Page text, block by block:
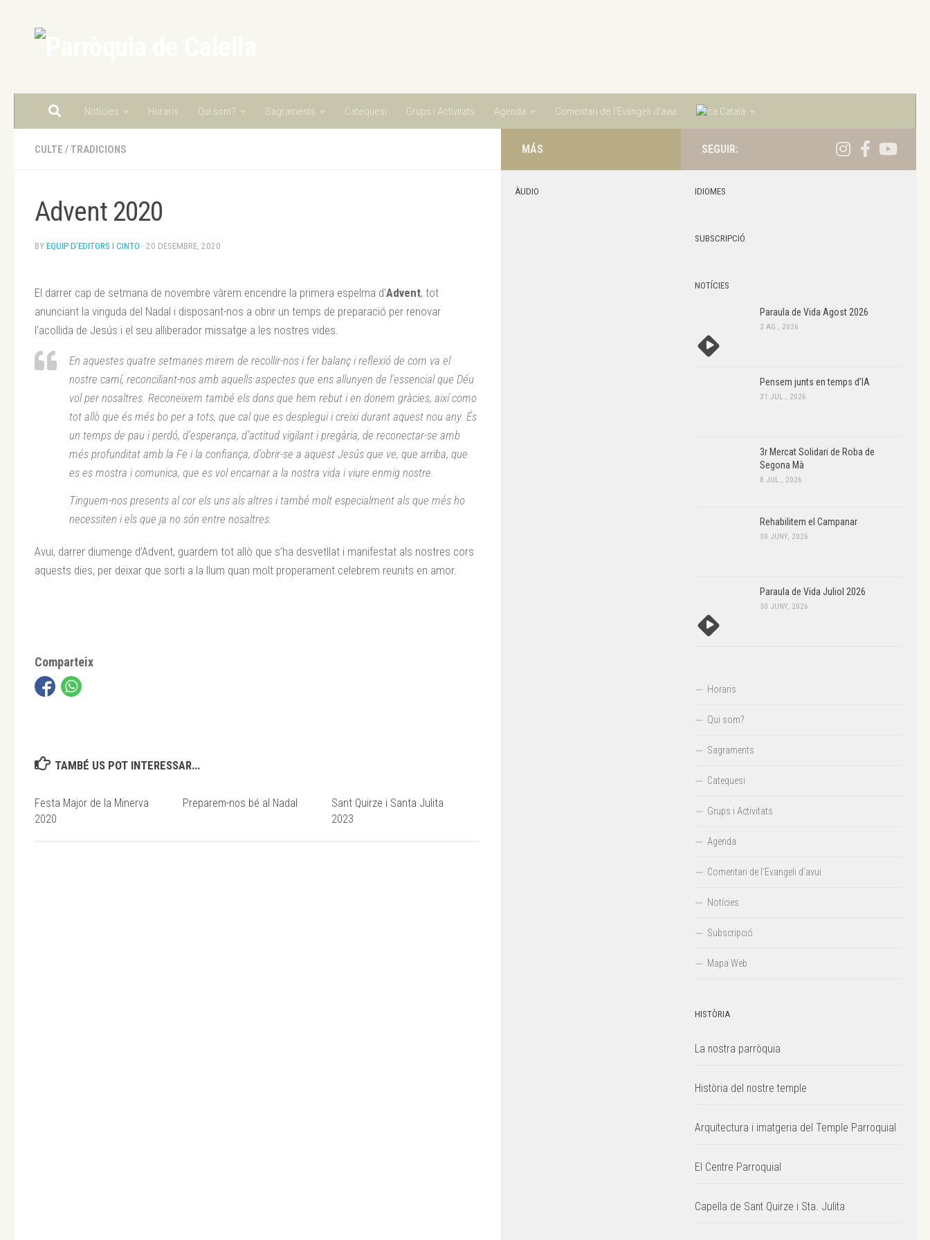
Notícies Horaris Qui som? Sagraments Catequesi Grups i Activitats Agenda Comentari de l’Evangeli d’avui Català
CULTE /TRADICIONS
Advent 2020
BY EQUIP D'EDITORS I CINTO · 20 DESEMBRE, 2020
El darrer cap de setmana de novembre vàrem encendre la primera espelma d’Advent, tot
anunciant la vinguda del Nadal i disposant-nos a obrir un temps de preparació per renovar
l’acollida de Jesús i el seu alliberador missatge a les nostres vides.
En aquestes quatre setmanes mirem de recollir-nos i fer balanç i reflexió de com va el
nostre camí, reconciliant-nos amb aquells aspectes que ens allunyen de l’essencial que Déu
vol per nosaltres. Reconeixem també els dons que hem rebut i en donem gràcies, així como
tot allò que és més bo per a tots, que cal que es desplegui i creixi durant aquest nou any. És
un temps de pau i perdó, d’esperança, d’actitud vigilant i pregària, de reconectar-se amb
més profunditat amb la Fe i la confiança, d’obrir-se a aquest Jesús que ve, que arriba, que
es es mostra i comunica, que es vol encarnar a la nostra vida i viure enmig nostre.
Tinguem-nos presents al cor els uns als altres i també molt especialment als que més ho
necessiten i els que ja no són entre nosaltres.
Avui, darrer diumenge d’Advent, guardem tot allò que s’ha desvetllat i manifestat als nostres cors
aquests dies, per deixar que sorti a la llum quan molt properament celebrem reunits en amor.
Comparteix
TAMBÉ US POT INTERESSAR...
Festa Major de la Minerva
2020
Preparem-nos bé al Nadal
Sant Quirze i Santa Julita
2023
SEGUIR:
IDIOMES
SUBSCRIPCIÓ
NOTÍCIES
Paraula de Vida Agost 2026
2 AG., 2026
Pensem junts en temps d’IA
31 JUL., 2026
3r Mercat Solidari de Roba de
Segona Mà
8 JUL., 2026
Rehabilitem el Campanar
30 JUNY, 2026
Paraula de Vida Juliol 2026
30 JUNY, 2026
Horaris
Qui som?
Sagraments
Catequesi
Grups i Activitats
Agenda
Comentari de l’Evangeli d’avui
Notícies
Subscripció
Mapa Web
HISTÒRIA
La nostra parròquia
Història del nostre temple
Arquitectura i imatgeria del Temple Parroquial
El Centre Parroquial
Capella de Sant Quirze i Sta. Julita
MÁS
ÀUDIO